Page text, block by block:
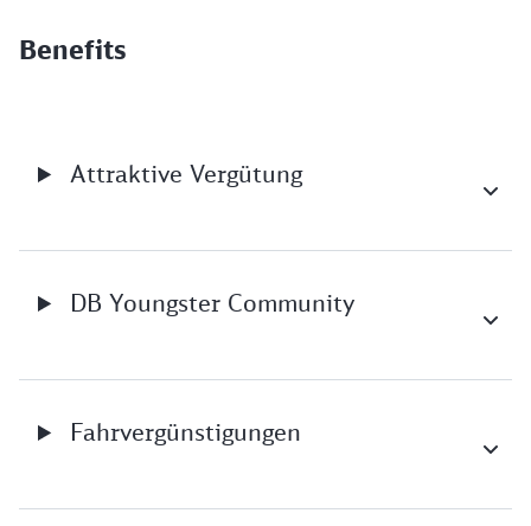
Benefits
Attraktive Vergütung
DB Youngster Community
Fahrvergünstigungen